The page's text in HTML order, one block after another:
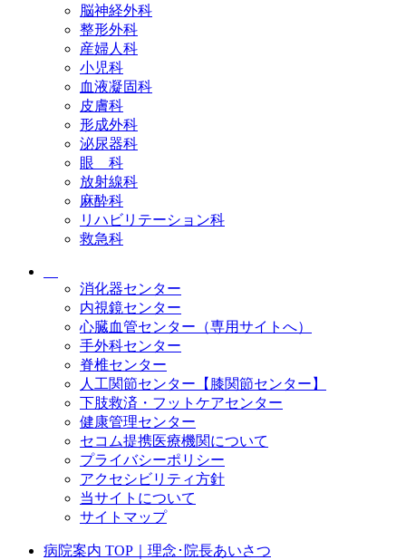
脳神経外科
整形外科
産婦人科
小児科
血液凝固科
皮膚科
形成外科
泌尿器科
眼 科
放射線科
麻酔科
リハビリテーション科
救急科
消化器センター
内視鏡センター
心臓血管センター（専用サイトへ）
手外科センター
脊椎センター
人工関節センター【膝関節センター】
下肢救済・フットケアセンター
健康管理センター
セコム提携医療機関について
プライバシーポリシー
アクセシビリティ方針
当サイトについて
サイトマップ
病院案内 TOP｜理念･院長あいさつ